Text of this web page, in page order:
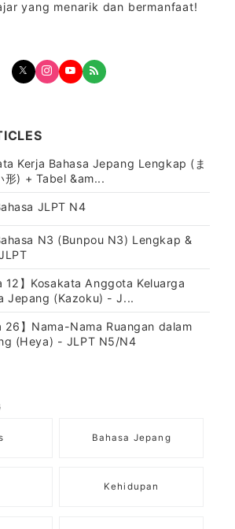
yang menarik dan bermanfaat!
Kerja Bahasa Jepang Lengkap (ま
形) + Tabel &am...
JLPT N4
N3 (Bunpou N3) Lengkap &
12】Kosakata Anggota Keluarga
Jepang (Kazoku) - J...
26】Nama-Nama Ruangan dalam
(Heya) - JLPT N5/N4
Bahasa Jepang
Kehidupan